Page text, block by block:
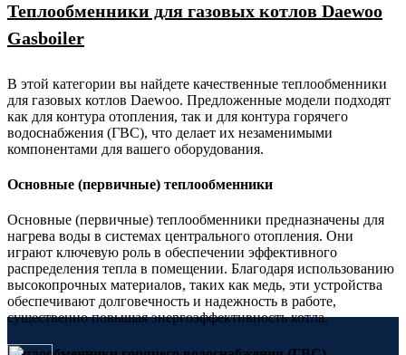
Теплообменники для газовых котлов Daewoo
Gasboiler
В этой категории вы найдете качественные теплообменники
для газовых котлов Daewoo. Предложенные модели подходят
как для контура отопления, так и для контура горячего
водоснабжения (ГВС), что делает их незаменимыми
компонентами для вашего оборудования.
Основные (первичные) теплообменники
Основные (первичные) теплообменники предназначены для
нагрева воды в системах центрального отопления. Они
играют ключевую роль в обеспечении эффективного
распределения тепла в помещении. Благодаря использованию
высокопрочных материалов, таких как медь, эти устройства
обеспечивают долговечность и надежность в работе,
существенно повышая энергоэффективность котла.